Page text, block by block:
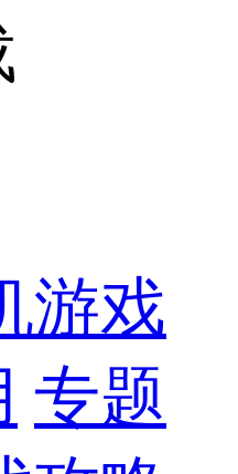
游戏
专题